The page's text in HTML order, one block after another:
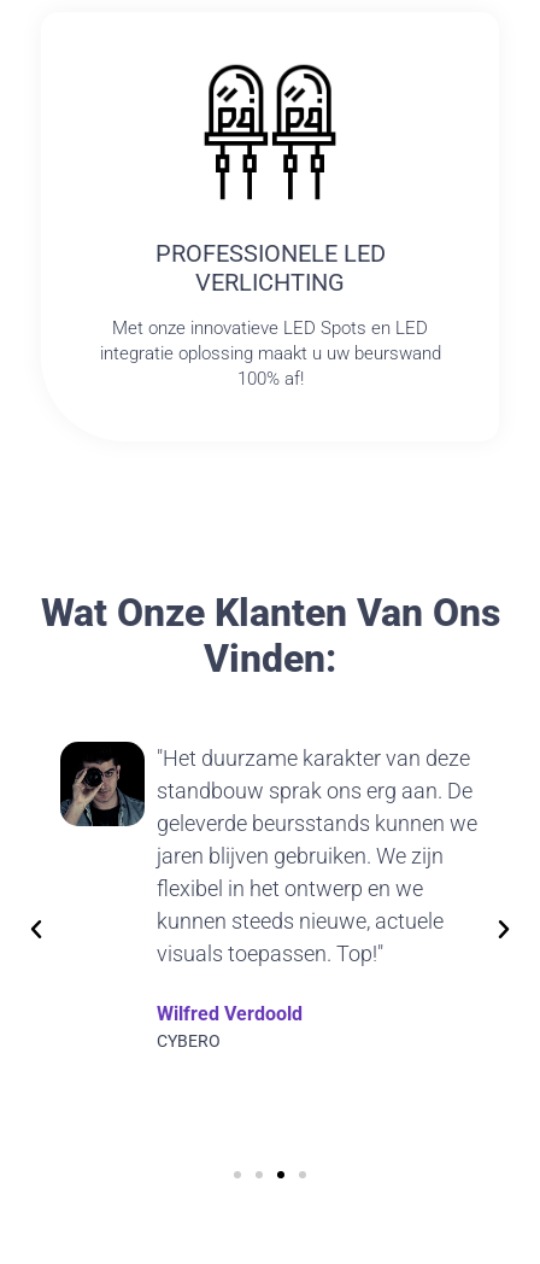
PROFESSIONELE LED
VERLICHTING
Met onze innovatieve LED Spots en LED
integratie oplossing maakt u uw beurswand
100% af!
Wat Onze Klanten Van Ons
Vinden:
"Het duurzame karakter van deze
standbouw sprak ons erg aan. De
geleverde beursstands kunnen we
jaren blijven gebruiken. We zijn
flexibel in het ontwerp en we
kunnen steeds nieuwe, actuele
visuals toepassen. Top!"
Wilfred Verdoold
CYBERO